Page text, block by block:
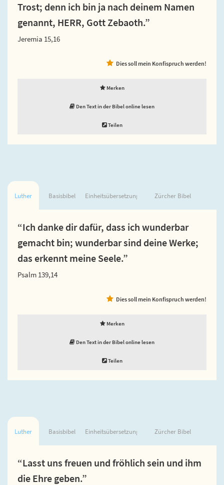
Trost; denn ich bin ja nach deinem Namen
genannt, HERR, Gott Zebaoth.”
Jeremia 15,16
Dies soll mein Konfispruch werden!
Merken
Den Text in der Bibel online lesen
Teilen
Luther Basisbibel Einheitsübersetzung Zürcher Bibel
“Ich danke dir dafür, dass ich wunderbar
gemacht bin; wunderbar sind deine Werke;
das erkennt meine Seele.”
Psalm 139,14
Dies soll mein Konfispruch werden!
Merken
Den Text in der Bibel online lesen
Teilen
Luther Basisbibel Einheitsübersetzung Zürcher Bibel
“Lasst uns freuen und fröhlich sein und ihm
die Ehre geben.”